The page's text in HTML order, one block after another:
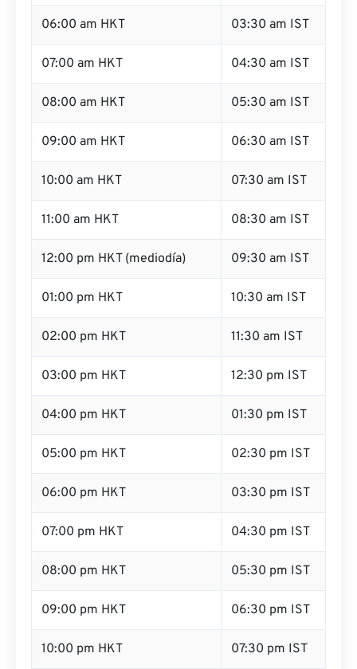
06:00 am HKT 03:30 am IST
07:00 am HKT 04:30 am IST
08:00 am HKT 05:30 am IST
09:00 am HKT 06:30 am IST
10:00 am HKT 07:30 am IST
11:00 am HKT 08:30 am IST
12:00 pm HKT (mediodía) 09:30 am IST
01:00 pm HKT 10:30 am IST
02:00 pm HKT 11:30 am IST
03:00 pm HKT 12:30 pm IST
04:00 pm HKT 01:30 pm IST
05:00 pm HKT 02:30 pm IST
06:00 pm HKT 03:30 pm IST
07:00 pm HKT 04:30 pm IST
08:00 pm HKT 05:30 pm IST
09:00 pm HKT 06:30 pm IST
10:00 pm HKT 07:30 pm IST